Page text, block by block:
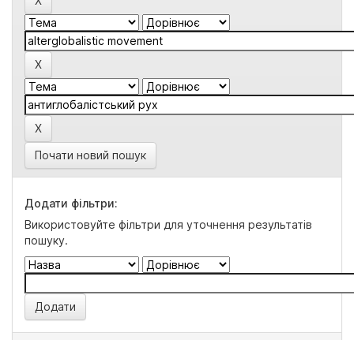
Почати новий пошук
Додати фільтри:
Використовуйте фільтри для уточнення результатів
пошуку.